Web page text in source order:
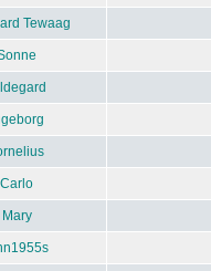
Tewaag
Carlo
Mary